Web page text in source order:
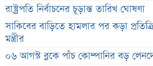
রাষ্ট্রপতি নির্বাচনের চূড়ান্ত তারিখ ঘোষণা
সাকিবের বাড়িতে হামলার পর কড়া
মন্ত্রীর
০৬ আগস্ট ব্লকে পাঁচ কোম্পানির বড়